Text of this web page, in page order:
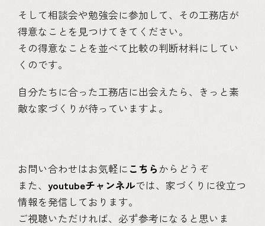
そして相談会や勉強会に参加して、その工務店が
得意なことを見つけてきてください。
その得意なことを並べて比較の判断材料にしてい
くのです。
自分たちに合った工務店に出会えたら、きっと素
敵な家づくりが待っていますよ。
お問い合わせはお気軽に こちら からどうぞ
また、 youtubeチャンネルでは、家づくりに役立つ
情報を発信しております。
ご視聴いただければ、必ず参考になると思いま